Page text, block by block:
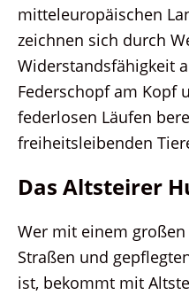
mitteleuropäischen
zeichnen sich durch
Widerstandsfähigkeit
Federschopf am Kopf
federlosen Läufen
freiheitsleibenden
Das Altsteirer
Wer mit einem
Straßen und
ist, bekommt mit